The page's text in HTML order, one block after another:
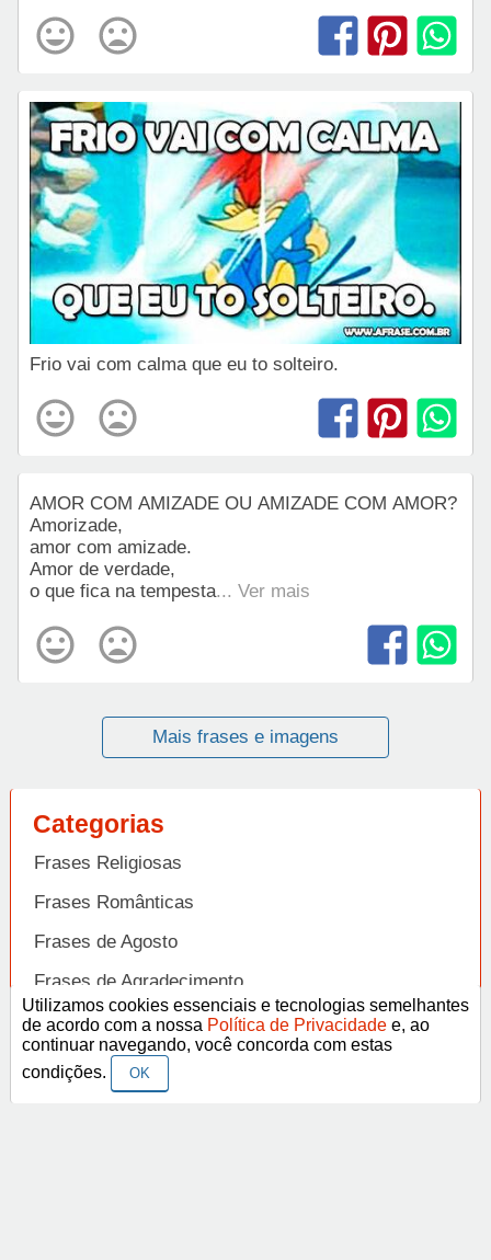
Frio vai com calma que eu to solteiro.
AMOR COM AMIZADE OU AMIZADE COM AMOR?
Amorizade,
amor com amizade.
Amor de verdade,
o que fica na tempesta... Ver mais
Mais frases e imagens
Categorias
Frases Religiosas
Frases Românticas
Frases de Agosto
Frases de Agradecimento
Frases de Amizade
Frases de Amor
Abrir
Utilizamos cookies essenciais e tecnologias semelhantes
de acordo com a nossa Política de Privacidade e, ao
continuar navegando, você concorda com estas
condições.
OK